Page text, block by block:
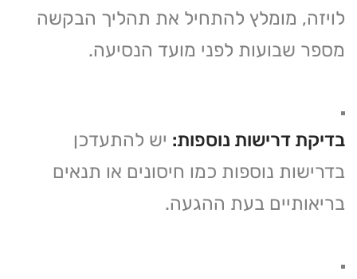
לויזה, מומלץ להתחיל את תהליך הבקשה
מספר שבועות לפני מועד הנסיעה.
בדיקת דרישות נוספות: יש להתעדכן
בדרישות נוספות כמו חיסונים או תנאים
בריאותיים בעת ההגעה.